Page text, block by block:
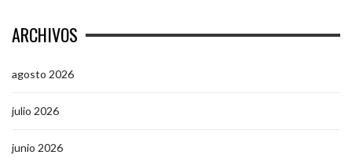
ARCHIVOS
agosto 2026
julio 2026
junio 2026